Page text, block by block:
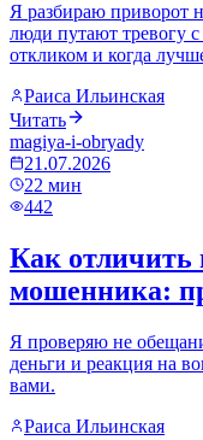
Я разбираю приворот
люди путают тревогу с
откликом и когда
Раиса Ильинская
Читать
magiya-i-obryady
21.07.2026
22 мин
442
Как отличить
мошенника:
Я проверяю не
деньги и реакция на
вами.
Раиса Ильинская